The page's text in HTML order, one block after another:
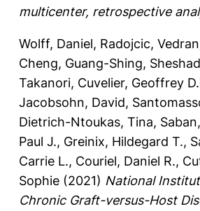
multicenter, retrospective
Wolff, Daniel, Radojcic, Vedran
Cheng, Guang-Shing,
Takanori, Cuvelier, Geoffrey
Jacobsohn, David,
Dietrich-Ntoukas, Tina,
Paul J., Greinix, Hildegard T.,
Carrie L., Couriel, Daniel R.,
Sophie (2021) National
Chronic Graft-versus-Host